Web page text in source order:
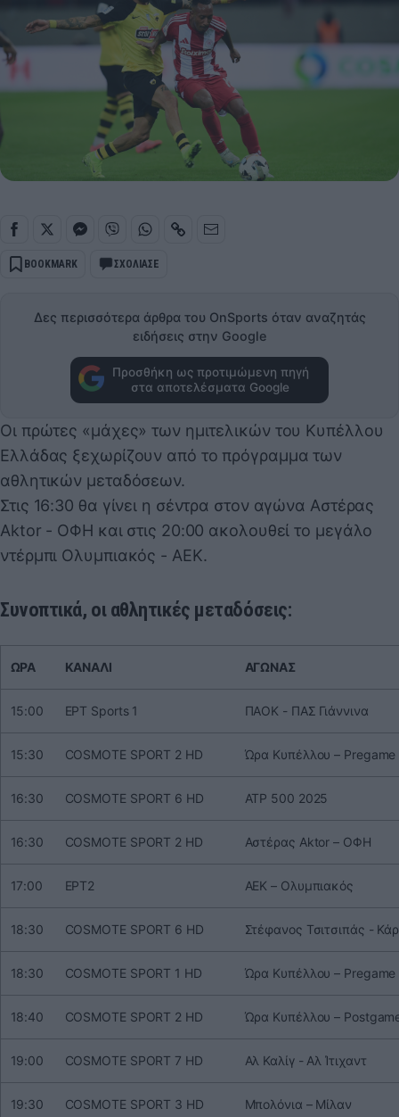
BOOKMARK ΣΧΟΛΙΑΣΕ
Δες περισσότερα άρθρα του OnSports όταν αναζητάς
ειδήσεις στην Google
Προσθήκη ως προτιμώμενη πηγή
στα αποτελέσματα Google
Οι πρώτες «μάχες» των ημιτελικών του Κυπέλλου
Ελλάδας ξεχωρίζουν από το πρόγραμμα των
αθλητικών μεταδόσεων.
Στις 16:30 θα γίνει η σέντρα στον αγώνα Αστέρας
Aktor - ΟΦΗ και στις 20:00 ακολουθεί το μεγάλο
ντέρμπι Ολυμπιακός - ΑΕΚ.
Συνοπτικά, οι αθλητικές μεταδόσεις:
ΩΡΑ ΚΑΝΑΛΙ ΑΓΩΝΑΣ
15:00 ΕΡΤ Sports 1 ΠΑΟΚ - ΠΑΣ Γιάννινα
15:30 COSMOTE SPORT 2 HD Ώρα Κυπέλλου – Pregame
16:30 COSMOTE SPORT 6 HD ATP 500 2025
16:30 COSMOTE SPORT 2 HD Αστέρας Aktor – ΟΦΗ
17:00 ΕΡΤ2 ΑΕΚ – Ολυμπιακός
18:30 COSMOTE SPORT 6 HD Στέφανος Τσιτσιπάς -
18:30 COSMOTE SPORT 1 HD Ώρα Κυπέλλου – Pregame
18:40 COSMOTE SPORT 2 HD Ώρα Κυπέλλου –
19:00 COSMOTE SPORT 7 HD Αλ Καλίγ - Αλ Ίτιχαντ
19:30 COSMOTE SPORT 3 HD Μπολόνια – Μίλαν